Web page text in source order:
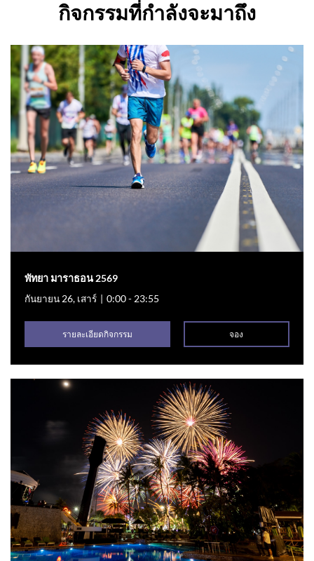
กิจกรรมที่กำลังจะมาถึง
พัทยา มาราธอน 2569
กันยายน 26, เสาร์ 0:00 - 23:55
รายละเอียดกิจกรรม จอง